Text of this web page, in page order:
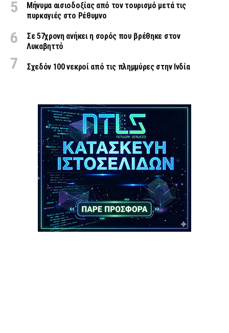
Μήνυμα αισιοδοξίας από τον τουρισμό μετά τις
πυρκαγιές στο Ρέθυμνο
Σε 57χρονη ανήκει η σορός που βρέθηκε στον
Λυκαβηττό
Σχεδόν 100 νεκροί από τις πλημμύρες στην Ινδία